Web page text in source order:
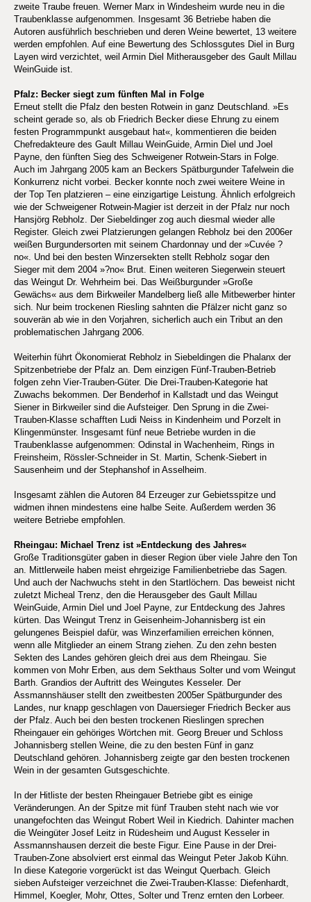
zweite Traube freuen. Werner Marx in Windesheim wurde neu in die
Traubenklasse aufgenommen. Insgesamt 36 Betriebe haben die
Autoren ausführlich beschrieben und deren Weine bewertet, 13 weitere
werden empfohlen. Auf eine Bewertung des Schlossgutes Diel in Burg
Layen wird verzichtet, weil Armin Diel Mitherausgeber des Gault Millau
WeinGuide ist.
Pfalz: Becker siegt zum fünften Mal in Folge
Erneut stellt die Pfalz den besten Rotwein in ganz Deutschland. »Es
scheint gerade so, als ob Friedrich Becker diese Ehrung zu einem
festen Programmpunkt ausgebaut hat«, kommentieren die beiden
Chefredakteure des Gault Millau WeinGuide, Armin Diel und Joel
Payne, den fünften Sieg des Schweigener Rotwein-Stars in Folge.
Auch im Jahrgang 2005 kam an Beckers Spätburgunder Tafelwein die
Konkurrenz nicht vorbei. Becker konnte noch zwei weitere Weine in
der Top Ten platzieren – eine einzigartige Leistung. Ähnlich erfolgreich
wie der Schweigener Rotwein-Magier ist derzeit in der Pfalz nur noch
Hansjörg Rebholz. Der Siebeldinger zog auch diesmal wieder alle
Register. Gleich zwei Platzierungen gelangen Rebholz bei den 2006er
weißen Burgundersorten mit seinem Chardonnay und der »Cuvée ?
no«. Und bei den besten Winzersekten stellt Rebholz sogar den
Sieger mit dem 2004 »?no« Brut. Einen weiteren Siegerwein steuert
das Weingut Dr. Wehrheim bei. Das Weißburgunder »Große
Gewächs« aus dem Birkweiler Mandelberg ließ alle Mitbewerber hinter
sich. Nur beim trockenen Riesling sahnten die Pfälzer nicht ganz so
souverän ab wie in den Vorjahren, sicherlich auch ein Tribut an den
problematischen Jahrgang 2006.
Weiterhin führt Ökonomierat Rebholz in Siebeldingen die Phalanx der
Spitzenbetriebe der Pfalz an. Dem einzigen Fünf-Trauben-Betrieb
folgen zehn Vier-Trauben-Güter. Die Drei-Trauben-Kategorie hat
Zuwachs bekommen. Der Benderhof in Kallstadt und das Weingut
Siener in Birkweiler sind die Aufsteiger. Den Sprung in die Zwei-
Trauben-Klasse schafften Ludi Neiss in Kindenheim und Porzelt in
Klingenmünster. Insgesamt fünf neue Betriebe wurden in die
Traubenklasse aufgenommen: Odinstal in Wachenheim, Rings in
Freinsheim, Rössler-Schneider in St. Martin, Schenk-Siebert in
Sausenheim und der Stephanshof in Asselheim.
Insgesamt zählen die Autoren 84 Erzeuger zur Gebietsspitze und
widmen ihnen mindestens eine halbe Seite. Außerdem werden 36
weitere Betriebe empfohlen.
Rheingau: Michael Trenz ist »Entdeckung des Jahres«
Große Traditionsgüter gaben in dieser Region über viele Jahre den Ton
an. Mittlerweile haben meist ehrgeizige Familienbetriebe das Sagen.
Und auch der Nachwuchs steht in den Startlöchern. Das beweist nicht
zuletzt Micheal Trenz, den die Herausgeber des Gault Millau
WeinGuide, Armin Diel und Joel Payne, zur Entdeckung des Jahres
kürten. Das Weingut Trenz in Geisenheim-Johannisberg ist ein
gelungenes Beispiel dafür, was Winzerfamilien erreichen können,
wenn alle Mitglieder an einem Strang ziehen. Zu den zehn besten
Sekten des Landes gehören gleich drei aus dem Rheingau. Sie
kommen von Mohr Erben, aus dem Sekthaus Solter und vom Weingut
Barth. Grandios der Auftritt des Weingutes Kesseler. Der
Assmannshäuser stellt den zweitbesten 2005er Spätburgunder des
Landes, nur knapp geschlagen von Dauersieger Friedrich Becker aus
der Pfalz. Auch bei den besten trockenen Rieslingen sprechen
Rheingauer ein gehöriges Wörtchen mit. Georg Breuer und Schloss
Johannisberg stellen Weine, die zu den besten Fünf in ganz
Deutschland gehören. Johannisberg zeigte gar den besten trockenen
Wein in der gesamten Gutsgeschichte.
In der Hitliste der besten Rheingauer Betriebe gibt es einige
Veränderungen. An der Spitze mit fünf Trauben steht nach wie vor
unangefochten das Weingut Robert Weil in Kiedrich. Dahinter machen
die Weingüter Josef Leitz in Rüdesheim und August Kesseler in
Assmannshausen derzeit die beste Figur. Eine Pause in der Drei-
Trauben-Zone absolviert erst einmal das Weingut Peter Jakob Kühn.
In diese Kategorie vorgerückt ist das Weingut Querbach. Gleich
sieben Aufsteiger verzeichnet die Zwei-Trauben-Klasse: Diefenhardt,
Himmel, Koegler, Mohr, Ottes, Solter und Trenz ernten den Lorbeer.